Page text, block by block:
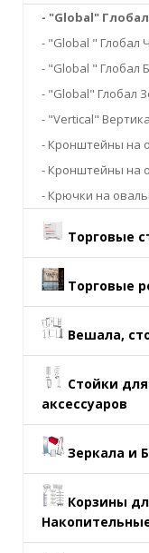
- "Global"
- "Global " Глобал
- "Global " Глобал
- "Global" Глобал
- "Vertical"
- Кронштейны на
- Кронштейны на
- Крючки на
Торговые
Торговые
Вешала,
Стойки
аксессуаров
Зеркала и
Корзины